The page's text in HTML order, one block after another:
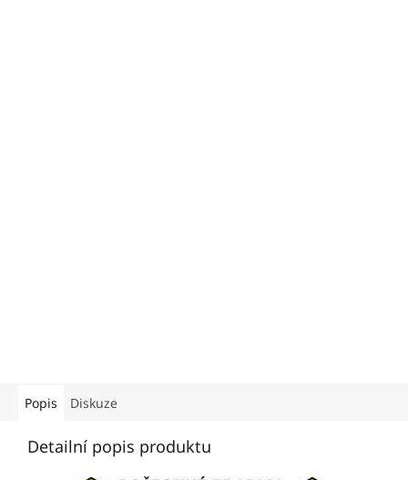
Popis Diskuze
Detailní popis produktu